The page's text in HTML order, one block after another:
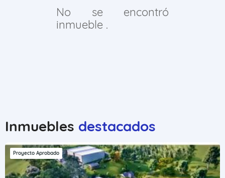
No se encontró
inmueble .
Inmuebles destacados
Proyecto Aprobado